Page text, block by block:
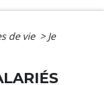
de vie > Je